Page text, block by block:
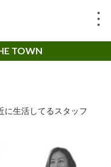
TOWN
に生活してるスタッフ